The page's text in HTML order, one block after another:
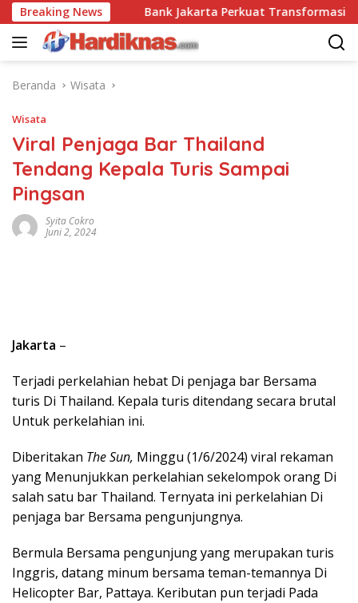
Langsung
ke
konten
Breaking NewsBank Jakarta Perkuat Transformasi Digital
Beranda Wisata
Wisata
Viral Penjaga Bar Thailand
Tendang Kepala Turis Sampai
Pingsan
Syita Cokro
Juni 2, 2024
Jakarta –
Terjadi perkelahian hebat Di penjaga bar Bersama
turis Di Thailand. Kepala turis ditendang secara brutal
Untuk perkelahian ini.
Diberitakan The Sun, Minggu (1/6/2024) viral rekaman
yang Menunjukkan perkelahian sekelompok orang Di
salah satu bar Thailand. Ternyata ini perkelahian Di
penjaga bar Bersama pengunjungnya.
Bermula Bersama pengunjung yang merupakan turis
Inggris, datang minum bersama teman-temannya Di
Helicopter Bar, Pattaya. Keributan pun terjadi Pada